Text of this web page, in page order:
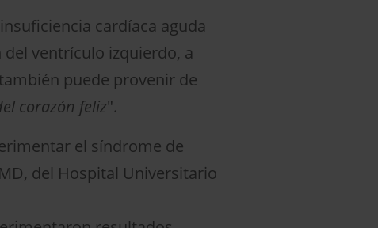
cardíaca aguda
ventrículo izquierdo, a
puede provenir de
corazón feliz".
el síndrome de
del Hospital Universitario